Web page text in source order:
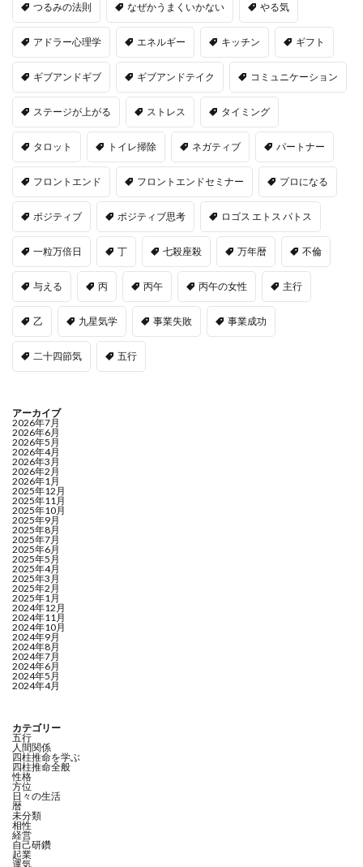
つるみの法則 なぜかうまくいかない やる気
アドラー心理学 エネルギー キッチン ギフト
ギブアンドギブ ギブアンドテイク コミュニケーション
ステージが上がる ストレス タイミング
タロット トイレ掃除 ネガティブ パートナー
フロントエンド フロントエンドセミナー プロになる
ポジティブ ポジティブ思考 ロゴス エトス パトス
一粒万倍日 丁 七殺座殺 万年暦 不倫
与える 丙 丙午 丙午の女性 主行
乙 九星気学 事業失敗 事業成功
二十四節気 五行
アーカイブ
2026年7月
2026年6月
2026年5月
2026年4月
2026年3月
2026年2月
2026年1月
2025年12月
2025年11月
2025年10月
2025年9月
2025年8月
2025年7月
2025年6月
2025年5月
2025年4月
2025年3月
2025年2月
2025年1月
2024年12月
2024年11月
2024年10月
2024年9月
2024年8月
2024年7月
2024年6月
2024年5月
2024年4月
カテゴリー
五行
人間関係
四柱推命を学ぶ
四柱推命全般
性格
方位
日々の生活
暦
未分類
相性
経営
自己研鑽
起業
運気